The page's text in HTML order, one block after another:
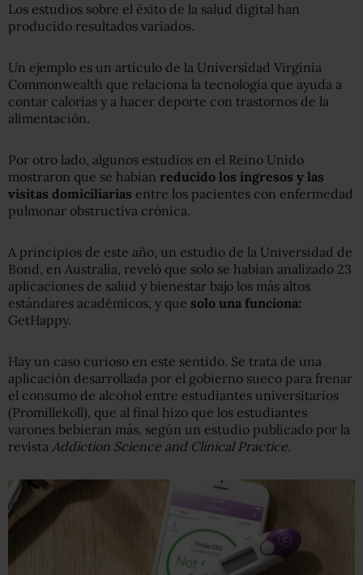
Los estudios sobre el éxito de la salud digital han
producido resultados variados.
Un ejemplo es un artículo de la Universidad Virginia
Commonwealth que relaciona la tecnología que ayuda a
contar calorías y a hacer deporte con trastornos de la
alimentación.
Por otro lado, algunos estudios en el Reino Unido
mostraron que se habían reducido los ingresos y las
visitas domiciliarias entre los pacientes con enfermedad
pulmonar obstructiva crónica.
A principios de este año, un estudio de la Universidad de
Bond, en Australia, reveló que solo se habían analizado 23
aplicaciones de salud y bienestar bajo los más altos
estándares académicos, y que solo una funciona:
GetHappy.
Hay un caso curioso en este sentido. Se trata de una
aplicación desarrollada por el gobierno sueco para frenar
el consumo de alcohol entre estudiantes universitarios
(Promillekoll), que al final hizo que los estudiantes
varones bebieran más, según un estudio publicado por la
revista Addiction Science and Clinical Practice.